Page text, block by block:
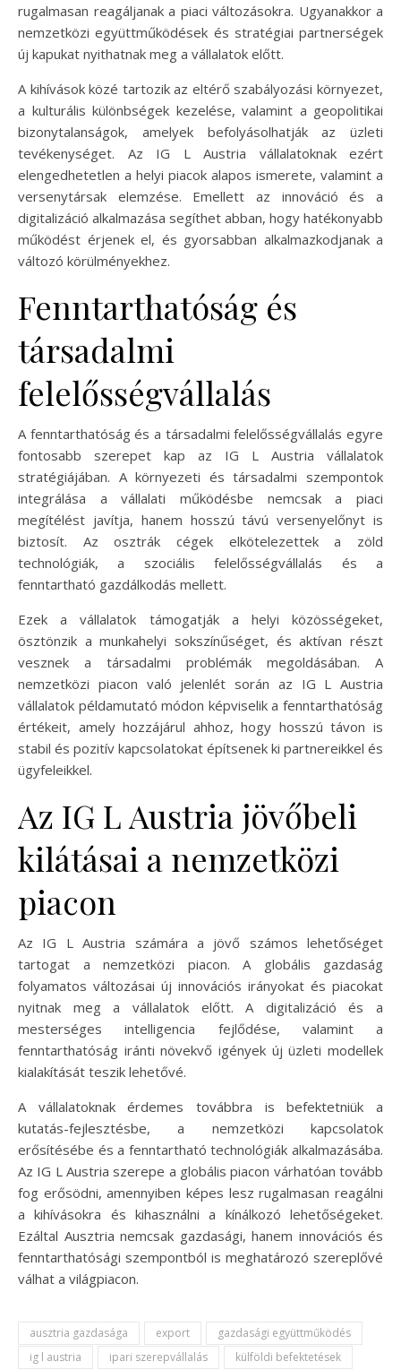
rugalmasan reagáljanak a piaci változásokra. Ugyanakkor a
nemzetközi együttműködések és stratégiai partnerségek
új kapukat nyithatnak meg a vállalatok előtt.
A kihívások közé tartozik az eltérő szabályozási környezet,
a kulturális különbségek kezelése, valamint a geopolitikai
bizonytalanságok, amelyek befolyásolhatják az üzleti
tevékenységet. Az IG L Austria vállalatoknak ezért
elengedhetetlen a helyi piacok alapos ismerete, valamint a
versenytársak elemzése. Emellett az innováció és a
digitalizáció alkalmazása segíthet abban, hogy hatékonyabb
működést érjenek el, és gyorsabban alkalmazkodjanak a
változó körülményekhez.
Fenntarthatóság és
társadalmi
felelősségvállalás
A fenntarthatóság és a társadalmi felelősségvállalás egyre
fontosabb szerepet kap az IG L Austria vállalatok
stratégiájában. A környezeti és társadalmi szempontok
integrálása a vállalati működésbe nemcsak a piaci
megítélést javítja, hanem hosszú távú versenyelőnyt is
biztosít. Az osztrák cégek elkötelezettek a zöld
technológiák, a szociális felelősségvállalás és a
fenntartható gazdálkodás mellett.
Ezek a vállalatok támogatják a helyi közösségeket,
ösztönzik a munkahelyi sokszínűséget, és aktívan részt
vesznek a társadalmi problémák megoldásában. A
nemzetközi piacon való jelenlét során az IG L Austria
vállalatok példamutató módon képviselik a fenntarthatóság
értékeit, amely hozzájárul ahhoz, hogy hosszú távon is
stabil és pozitív kapcsolatokat építsenek ki partnereikkel és
ügyfeleikkel.
Az IG L Austria jövőbeli
kilátásai a nemzetközi
piacon
Az IG L Austria számára a jövő számos lehetőséget
tartogat a nemzetközi piacon. A globális gazdaság
folyamatos változásai új innovációs irányokat és piacokat
nyitnak meg a vállalatok előtt. A digitalizáció és a
mesterséges intelligencia fejlődése, valamint a
fenntarthatóság iránti növekvő igények új üzleti modellek
kialakítását teszik lehetővé.
A vállalatoknak érdemes továbbra is befektetniük a
kutatás-fejlesztésbe, a nemzetközi kapcsolatok
erősítésébe és a fenntartható technológiák alkalmazásába.
Az IG L Austria szerepe a globális piacon várhatóan tovább
fog erősödni, amennyiben képes lesz rugalmasan reagálni
a kihívásokra és kihasználni a kínálkozó lehetőségeket.
Ezáltal Ausztria nemcsak gazdasági, hanem innovációs és
fenntarthatósági szempontból is meghatározó szereplővé
válhat a világpiacon.
ausztria gazdasága export
gazdasági együttműködés
ig l austria
ipari szerepvállalás
külföldi befektetések